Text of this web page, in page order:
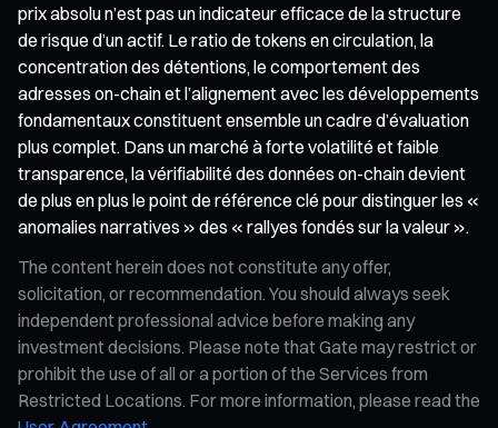
prix absolu n’est pas un indicateur efficace de la structure
de risque d’un actif. Le ratio de tokens en circulation, la
concentration des détentions, le comportement des
adresses on-chain et l’alignement avec les développements
fondamentaux constituent ensemble un cadre d’évaluation
plus complet. Dans un marché à forte volatilité et faible
transparence, la vérifiabilité des données on-chain devient
de plus en plus le point de référence clé pour distinguer les «
anomalies narratives » des « rallyes fondés sur la valeur ».
The content herein does not constitute any offer,
solicitation, or recommendation. You should always seek
independent professional advice before making any
investment decisions. Please note that Gate may restrict or
prohibit the use of all or a portion of the Services from
Restricted Locations. For more information, please read the